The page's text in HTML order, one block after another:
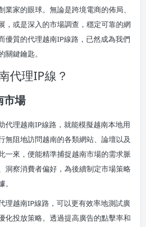
業家的眼球。無論是跨境電商的佈局、
，或是深入的市場調查，穩定可靠的網
優質的代理越南IP線路，已然成為我們
關鍵鑰匙。
代理IP線？
市場
代理越南IP線路，就能模擬越南本地用
無阻地訪問越南的各類網站、論壇以及
一來，便能精準捕捉越南市場的需求脈
洞察消費者偏好，為後續制定市場策略
理越南IP線路，可以更有效率地測試廣
化投放策略。透過提高廣告的點擊率和